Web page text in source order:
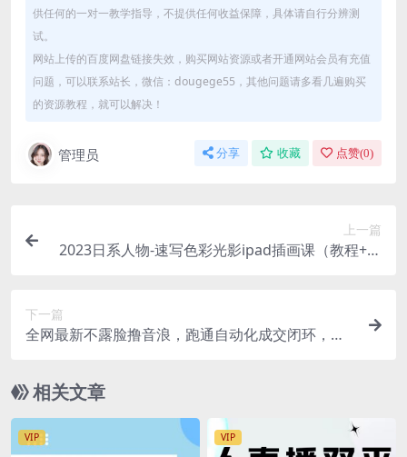
供任何的一对一教学指导，不提供任何收益保障，具体请自行分辨测
试。
网站上传的百度网盘链接失效，购买网站资源或者开通网站会员有充值
问题，可以联系站长，微信：dougege55，其他问题请多看几遍购买
的资源教程，就可以解决！
管理员 分享 收藏 点赞(0)
上一篇
2023日系人物-速写色彩光影ipad插画课（教程+课
下一篇
全网最新不露脸撸音浪，跑通自动化成交闭环，实
相关文章
VIP VIP